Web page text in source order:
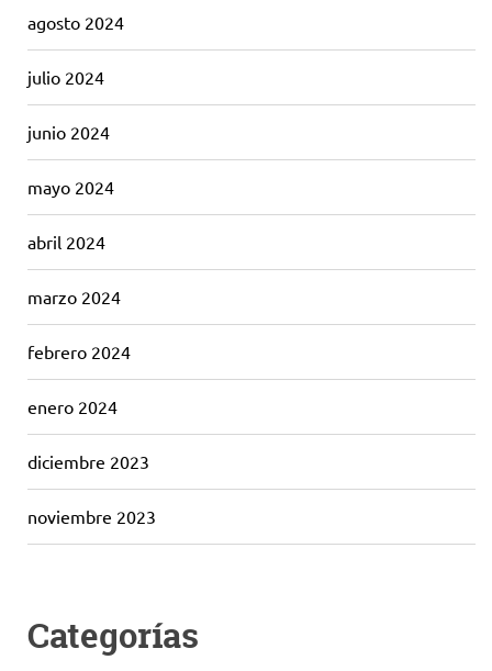
agosto 2024
julio 2024
junio 2024
mayo 2024
abril 2024
marzo 2024
febrero 2024
enero 2024
diciembre 2023
noviembre 2023
Categorías